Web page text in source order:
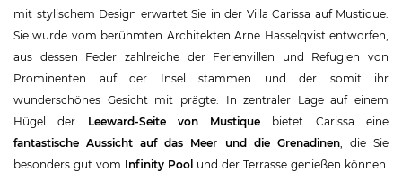
mit stylischem Design erwartet Sie in der Villa Carissa auf Mustique.
Sie wurde vom berühmten Architekten Arne Hasselqvist entworfen,
aus dessen Feder zahlreiche der Ferienvillen und Refugien von
Prominenten auf der Insel stammen und der somit ihr
wunderschönes Gesicht mit prägte. In zentraler Lage auf einem
Hügel der Leeward-Seite von Mustique bietet Carissa eine
fantastische Aussicht auf das Meer und die Grenadinen, die Sie
besonders gut vom Infinity Pool und der Terrasse genießen können.